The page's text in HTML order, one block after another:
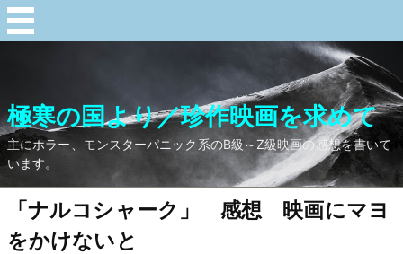
極寒の国より／珍作映画を求めて
主にホラー、モンスターパニック系のB級～Z級映画の感想を書いて
います。
「ナルコシャーク」 感想 映画にマヨ
をかけないと